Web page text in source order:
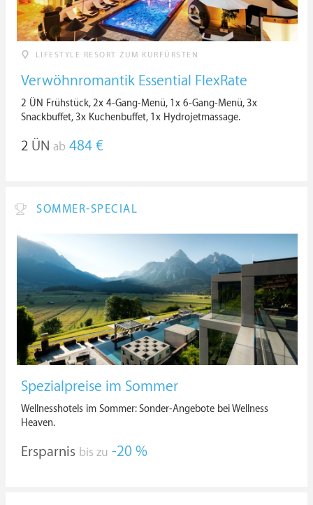
LIFESTYLE RESORT ZUM KURFÜRSTEN
Verwöhnromantik Essential FlexRate
2 ÜN Frühstück, 2x 4-Gang-Menü, 1x 6-Gang-Menü, 3x
Snackbuffet, 3x Kuchenbuffet, 1x Hydrojetmassage.
2 ÜN ab 484 €
SOMMER-SPECIAL
Spezialpreise im Sommer
Wellnesshotels im Sommer: Sonder-Angebote bei Wellness
Heaven.
Ersparnis bis zu -20 %